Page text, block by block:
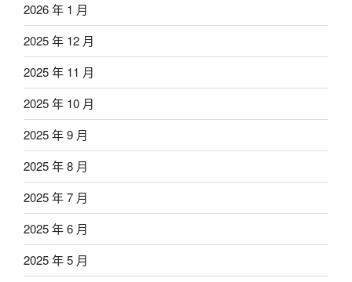
2026 年 1 月
2025 年 12 月
2025 年 11 月
2025 年 10 月
2025 年 9 月
2025 年 8 月
2025 年 7 月
2025 年 6 月
2025 年 5 月